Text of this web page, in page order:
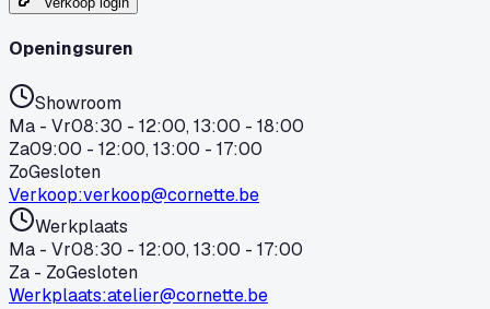
Openingsuren
Showroom
Ma - Vr08:30 - 12:00, 13:00 - 18:00
Za09:00 - 12:00, 13:00 - 17:00
ZoGesloten
Verkoop:verkoop@cornette.be
Werkplaats
Ma - Vr08:30 - 12:00, 13:00 - 17:00
Za - ZoGesloten
Werkplaats:atelier@cornette.be